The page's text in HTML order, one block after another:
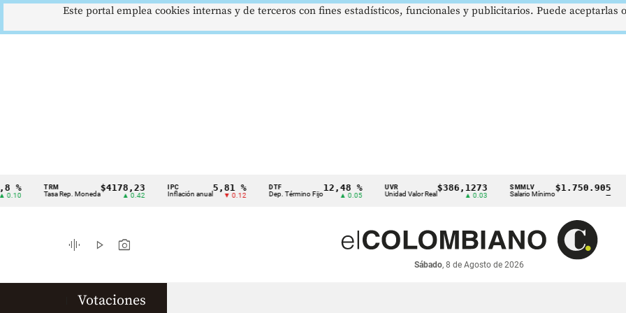
Cintillo
indicadores
económicos
Tasa Rep. Moneda
$4178,23
▲ 0.42 Inflación anual
5,81 %
▼ 0.12 Dep. Término Fijo
12,48 %
▲ 0.05 Unidad Valor Real
$386,1273
▲ 0.03
SMMLV
Salario Mínimo
$1.750.905
graphic_eq play_arrow photo_camera
Sábado, 8 de Agosto de 2026
Votaciones
Este portal emplea cookies internas y de terceros con fines estadísticos, funcionales y publicitarios. Puede aceptarlas